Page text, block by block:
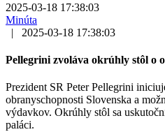
2025-03-18 17:38:03
Minúta
|
2025-03-18 17:38:03
Pellegrini zvoláva okrúhly stôl o
Prezident SR Peter Pellegrini
obranyschopnosti Slovenska a
výdavkov. Okrúhly stôl sa
paláci.